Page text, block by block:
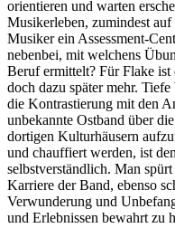
orientieren und warten
Musikerleben, zumindest
Musiker ein Assessment-
nebenbei, mit welchens
Beruf ermittelt? Für Flake
doch dazu später mehr.
die Kontrastierung mit den
unbekannte Ostband über
dortigen Kulturhäusern
und chauffiert werden, ist
selbstverständlich. Man
Karriere der Band, ebenso
Verwunderung und
und Erlebnissen bewahrt zu